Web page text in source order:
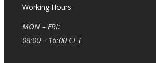
Working Hours
MON – FRI:
08:00 – 16:00 CET